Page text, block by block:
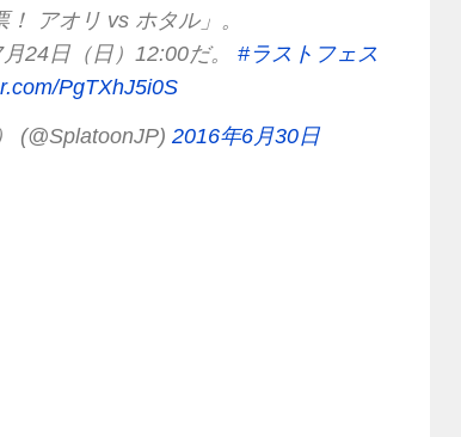
アオリ vs ホタル」。
24日（日）12:00だ。 #ラストフェス
PgTXhJ5i0S
(@SplatoonJP) 2016年6月30日